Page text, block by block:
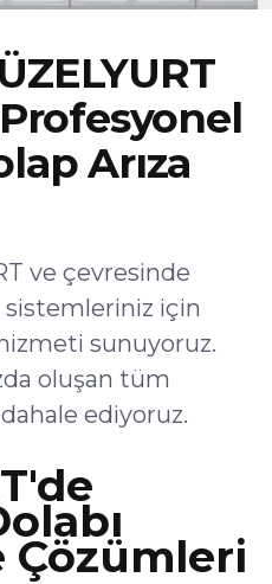
Arıza
ve çevresinde
için
sunuyoruz.
oluşan tüm
ediyoruz.
Çözümleri